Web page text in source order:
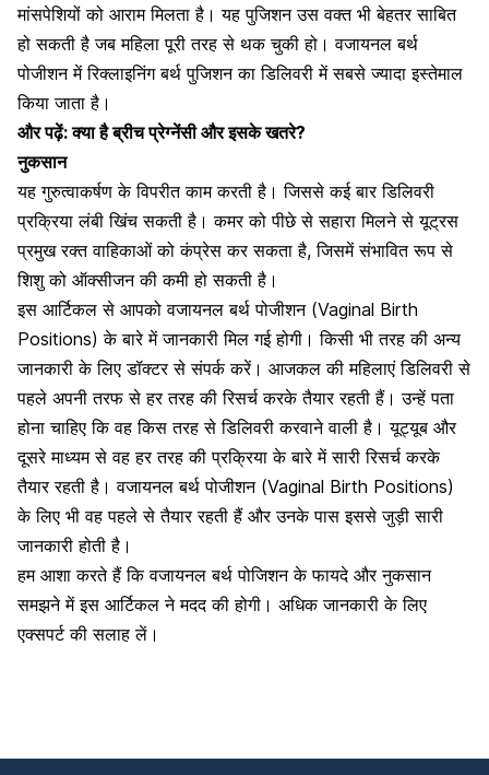
मांसपेशियों को आराम मिलता है। यह पुजिशन उस वक्त भी बेहतर साबित
हो सकती है जब महिला पूरी तरह से थक चुकी हो। वजायनल बर्थ
पोजीशन में रिक्लाइनिंग बर्थ पुजिशन का डिलिवरी में सबसे ज्यादा इस्तेमाल
किया जाता है।
और पढ़ें:क्या है ब्रीच प्रेग्नेंसी और इसके खतरे?
नुकसान
यह गुरुत्वाकर्षण के विपरीत काम करती है। जिससे कई बार डिलिवरी
प्रक्रिया लंबी खिंच सकती है। कमर को पीछे से सहारा मिलने से यूट्रस
प्रमुख रक्त वाहिकाओं को कंप्रेस कर सकता है, जिसमें संभावित रूप से
शिशु को ऑक्सीजन की कमी हो सकती है।
इस आर्टिकल से आपको वजायनल बर्थ पोजीशन (Vaginal Birth
Positions) के बारे में जानकारी मिल गई होगी। किसी भी तरह की अन्य
जानकारी के लिए डॉक्टर से संपर्क करें। आजकल की महिलाएं डिलिवरी से
पहले अपनी तरफ से हर तरह की रिसर्च करके तैयार रहती हैं। उन्हें पता
होना चाहिए कि वह किस तरह से डिलिवरी करवाने वाली है। यूट्यूब और
दूसरे माध्यम से वह हर तरह की प्रक्रिया के बारे में सारी रिसर्च करके
तैयार रहती है। वजायनल बर्थ पोजीशन (Vaginal Birth Positions)
के लिए भी वह पहले से तैयार रहती हैं और उनके पास इससे जुड़ी सारी
जानकारी होती है।
हम आशा करते हैं कि वजायनल बर्थ पोजिशन के फायदे और नुकसान
समझने में इस आर्टिकल ने मदद की होगी। अधिक जानकारी के लिए
एक्सपर्ट की सलाह लें।